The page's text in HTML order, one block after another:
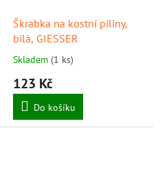
Škrabka na kostní piliny,
bílá, GIESSER
Skladem (1 ks)
123 Kč
Do košíku